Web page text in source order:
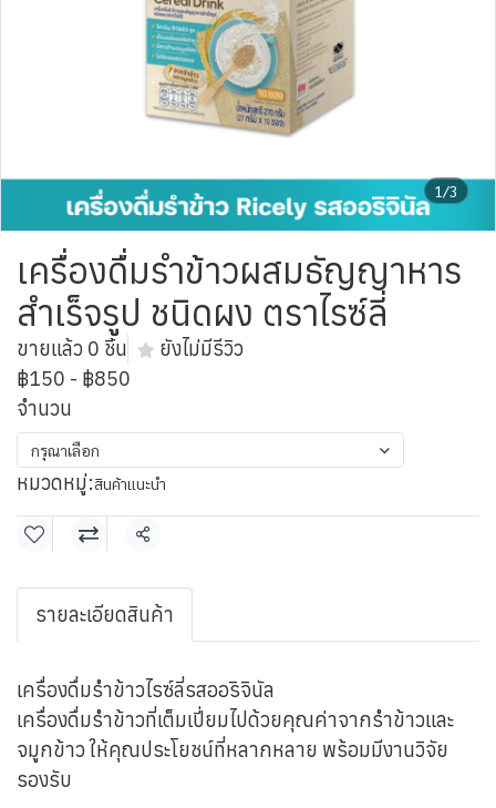
1/3
เครื่องดื่มรําข้าวผสมธัญญาหาร
สำเร็จรูป ชนิดผง ตราไรซ์ลี่
ขายแล้ว 0 ชิ้น
ยังไม่มีรีวิว
฿150 - ฿850
จำนวน
กรุณาเลือก
หมวดหมู่:สินค้าแนะนำ
แชร์
รายละเอียดสินค้า
เครื่องดื่มรำข้าวไรซ์ลี่รสออริจินัล
เครื่องดื่มรำข้าวที่เต็มเปี่ยมไปด้วยคุณค่าจากรำข้าวและ
จมูกข้าว ให้คุณประโยชน์ที่หลากหลาย พร้อมมีงานวิจัย
รองรับ